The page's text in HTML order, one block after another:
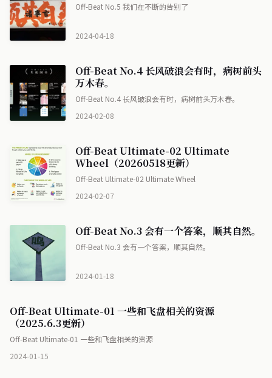
Off-Beat No.5 我们在不断的告别了
2024-04-18
Off-Beat No.4 长风破浪会有时，病树前头
万木春。
Off-Beat No.4 长风破浪会有时，病树前头万木春。
2024-02-08
Off-Beat Ultimate-02 Ultimate
Wheel（20260518更新）
Off-Beat Ultimate-02 Ultimate Wheel
2024-02-07
Off-Beat No.3 会有一个答案，顺其自然。
Off-Beat No.3 会有一个答案，顺其自然。
2024-01-18
Off-Beat Ultimate-01 一些和飞盘相关的资源
（2025.6.3更新）
Off-Beat Ultimate-01 一些和飞盘相关的资源
2024-01-15